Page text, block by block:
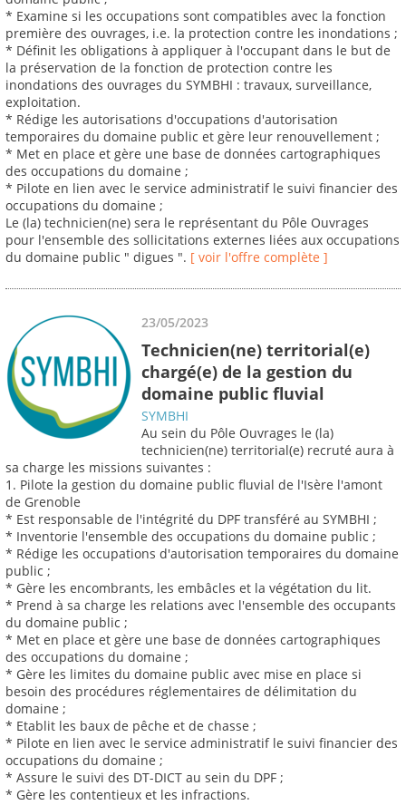
* Examine si les occupations sont compatibles avec la fonction
première des ouvrages, i.e. la protection contre les inondations ;
* Définit les obligations à appliquer à l'occupant dans le but de
la préservation de la fonction de protection contre les
inondations des ouvrages du SYMBHI : travaux, surveillance,
exploitation.
* Rédige les autorisations d'occupations d'autorisation
temporaires du domaine public et gère leur renouvellement ;
* Met en place et gère une base de données cartographiques
des occupations du domaine ;
* Pilote en lien avec le service administratif le suivi financier des
occupations du domaine ;
Le (la) technicien(ne) sera le représentant du Pôle Ouvrages
pour l'ensemble des sollicitations externes liées aux occupations
du domaine public " digues ". [ voir l'offre complète ]
23/05/2023
Technicien(ne) territorial(e)
chargé(e) de la gestion du
domaine public fluvial
SYMBHI
Au sein du Pôle Ouvrages le (la)
technicien(ne) territorial(e) recruté aura à
sa charge les missions suivantes :
1. Pilote la gestion du domaine public fluvial de l'Isère l'amont
de Grenoble
* Est responsable de l'intégrité du DPF transféré au SYMBHI ;
* Inventorie l'ensemble des occupations du domaine public ;
* Rédige les occupations d'autorisation temporaires du domaine
public ;
* Gère les encombrants, les embâcles et la végétation du lit.
* Prend à sa charge les relations avec l'ensemble des occupants
du domaine public ;
* Met en place et gère une base de données cartographiques
des occupations du domaine ;
* Gère les limites du domaine public avec mise en place si
besoin des procédures réglementaires de délimitation du
domaine ;
* Etablit les baux de pêche et de chasse ;
* Pilote en lien avec le service administratif le suivi financier des
occupations du domaine ;
* Assure le suivi des DT-DICT au sein du DPF ;
* Gère les contentieux et les infractions.